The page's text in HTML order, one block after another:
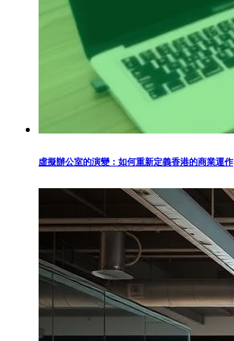
虛擬辦公室的演變：如何重新定義香港的商業運作